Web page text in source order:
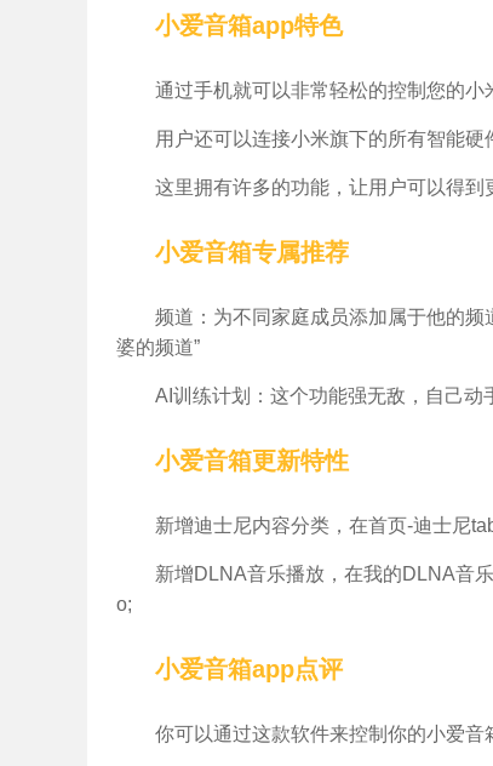
小爱音箱app特色
通过手机就可以非常轻松的控制您的小
用户还可以连接小米旗下的所有智能
这里拥有许多的功能，让用户可以得到
小爱音箱专属推荐
频道：为不同家庭成员添加属于他的
婆的频道”
AI训练计划：这个功能强无敌，自己动
小爱音箱更新特性
新增迪士尼内容分类，在首页-迪士尼
新增DLNA音乐播放，在我的DLNA音
o;
小爱音箱app点评
你可以通过这款软件来控制你的小爱音